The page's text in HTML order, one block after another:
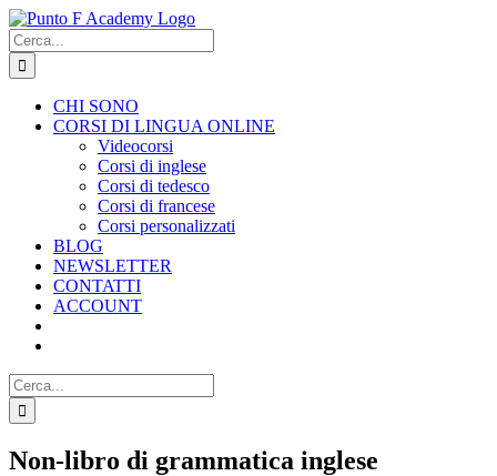
Salta
al
contenuto
Cerca
per:
CHI SONO
CORSI DI LINGUA ONLINE
Videocorsi
Corsi di inglese
Corsi di tedesco
Corsi di francese
Corsi personalizzati
BLOG
NEWSLETTER
CONTATTI
ACCOUNT
Cerca
per:
Non-libro di grammatica inglese